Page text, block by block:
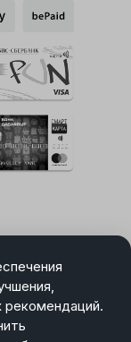
рекомендаций.